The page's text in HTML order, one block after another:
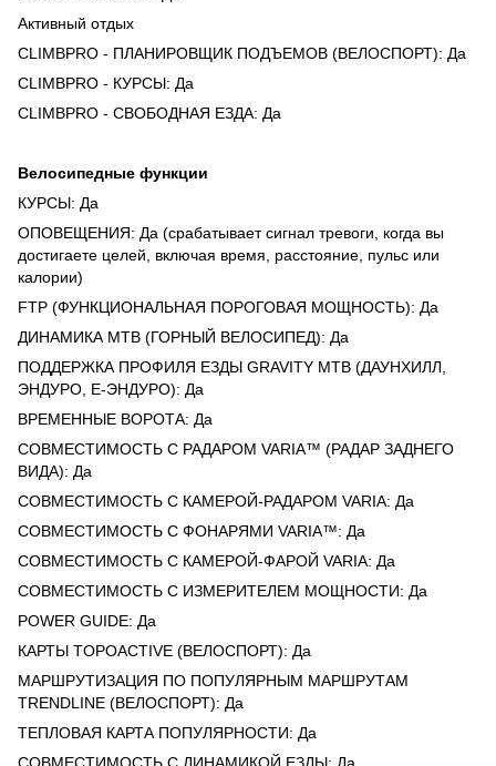
Активный отдых
CLIMBPRO - ПЛАНИРОВЩИК ПОДЪЕМОВ (ВЕЛОСПОРТ): Да
CLIMBPRO - КУРСЫ: Да
CLIMBPRO - СВОБОДНАЯ ЕЗДА: Да
Велосипедные функции
КУРСЫ: Да
ОПОВЕЩЕНИЯ: Да (срабатывает сигнал тревоги, когда вы
достигаете целей, включая время, расстояние, пульс или
калории)
FTP (ФУНКЦИОНАЛЬНАЯ ПОРОГОВАЯ МОЩНОСТЬ): Да
ДИНАМИКА MTB (ГОРНЫЙ ВЕЛОСИПЕД): Да
ПОДДЕРЖКА ПРОФИЛЯ ЕЗДЫ GRAVITY MTB (ДАУНХИЛЛ,
ЭНДУРО, E-ЭНДУРО): Да
ВРЕМЕННЫЕ ВОРОТА: Да
СОВМЕСТИМОСТЬ С РАДАРОМ VARIA™ (РАДАР ЗАДНЕГО
ВИДА): Да
СОВМЕСТИМОСТЬ С КАМЕРОЙ-РАДАРОМ VARIA: Да
СОВМЕСТИМОСТЬ С ФОНАРЯМИ VARIA™: Да
СОВМЕСТИМОСТЬ С КАМЕРОЙ-ФАРОЙ VARIA: Да
СОВМЕСТИМОСТЬ С ИЗМЕРИТЕЛЕМ МОЩНОСТИ: Да
POWER GUIDE: Да
КАРТЫ TOPOACTIVE (ВЕЛОСПОРТ): Да
МАРШРУТИЗАЦИЯ ПО ПОПУЛЯРНЫМ МАРШРУТАМ
TRENDLINE (ВЕЛОСПОРТ): Да
ТЕПЛОВАЯ КАРТА ПОПУЛЯРНОСТИ: Да